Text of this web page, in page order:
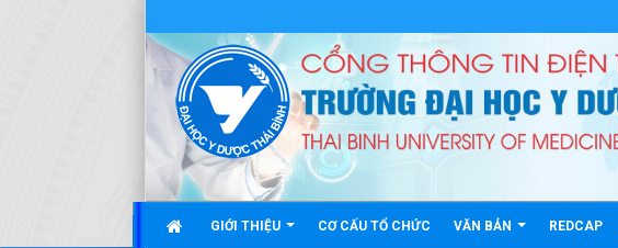
GIỚI THIỆU CƠ CẤU TỔ CHỨC VĂN BẢN REDCAP